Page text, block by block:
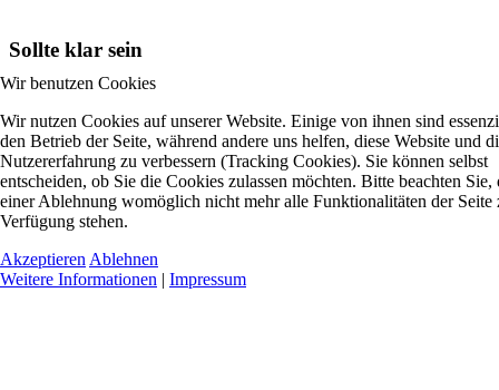
Sollte klar sein
Wir benutzen Cookies
Wir nutzen Cookies auf unserer Website. Einige von ihnen sind
den Betrieb der Seite, während andere uns helfen, diese Website und
Nutzererfahrung zu verbessern (Tracking Cookies). Sie können selbst
entscheiden, ob Sie die Cookies zulassen möchten. Bitte beachten Sie,
einer Ablehnung womöglich nicht mehr alle Funktionalitäten der Seite
Verfügung stehen.
Akzeptieren Ablehnen
Weitere Informationen | Impressum